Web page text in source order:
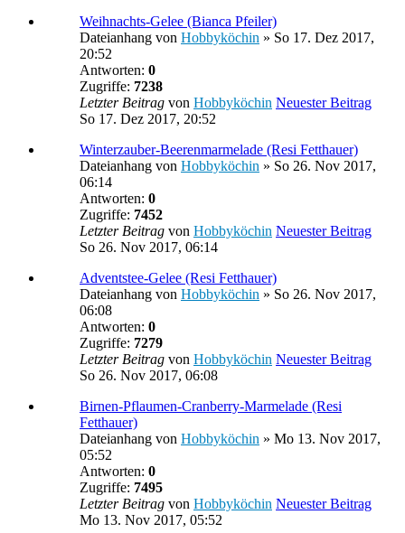
Weihnachts-Gelee (Bianca Pfeiler)
Dateianhang von Hobbyköchin » So 17. Dez 2017,
20:52
Antworten: 0
Zugriffe: 7238
Letzter Beitrag von Hobbyköchin Neuester Beitrag
So 17. Dez 2017, 20:52
Winterzauber-Beerenmarmelade (Resi Fetthauer)
Dateianhang von Hobbyköchin » So 26. Nov 2017,
06:14
Antworten: 0
Zugriffe: 7452
Letzter Beitrag von Hobbyköchin Neuester Beitrag
So 26. Nov 2017, 06:14
Adventstee-Gelee (Resi Fetthauer)
Dateianhang von Hobbyköchin » So 26. Nov 2017,
06:08
Antworten: 0
Zugriffe: 7279
Letzter Beitrag von Hobbyköchin Neuester Beitrag
So 26. Nov 2017, 06:08
Birnen-Pflaumen-Cranberry-Marmelade (Resi
Fetthauer)
Dateianhang von Hobbyköchin » Mo 13. Nov 2017,
05:52
Antworten: 0
Zugriffe: 7495
Letzter Beitrag von Hobbyköchin Neuester Beitrag
Mo 13. Nov 2017, 05:52